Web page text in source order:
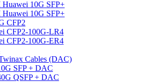
10G SFP+
10G SFP+
CFP2
CFP2-100G-LR4
CFP2-100G-ER4
Cables (DAC)
SFP + DAC
QSFP + DAC